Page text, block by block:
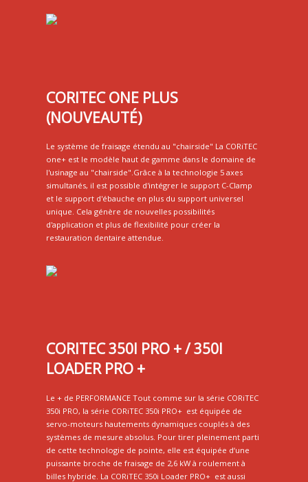
CORITEC ONE PLUS
(NOUVEAUTÉ)
Le système de fraisage étendu au "chairside" La CORiTEC
one+ est le modèle haut de gamme dans le domaine de
l'usinage au "chairside".Grâce à la technologie 5 axes
simultanés, il est possible d'intégrer le support C-Clamp
et le support d'ébauche en plus du support universel
unique. Cela génère de nouvelles possibilités
d'application et plus de flexibilité pour créer la
restauration dentaire attendue.
CORITEC 350I PRO + / 350I
LOADER PRO +
Le + de PERFORMANCE Tout comme sur la série CORiTEC
350i PRO, la série CORiTEC 350i PRO+ est équipée de
servo-moteurs hautements dynamiques couplés à des
systèmes de mesure absolus. Pour tirer pleinement parti
de cette technologie de pointe, elle est équipée d‘une
puissante broche de fraisage de 2,6 kW à roulement à
billes hybride. La CORiTEC 350i Loader PRO+ est aussi